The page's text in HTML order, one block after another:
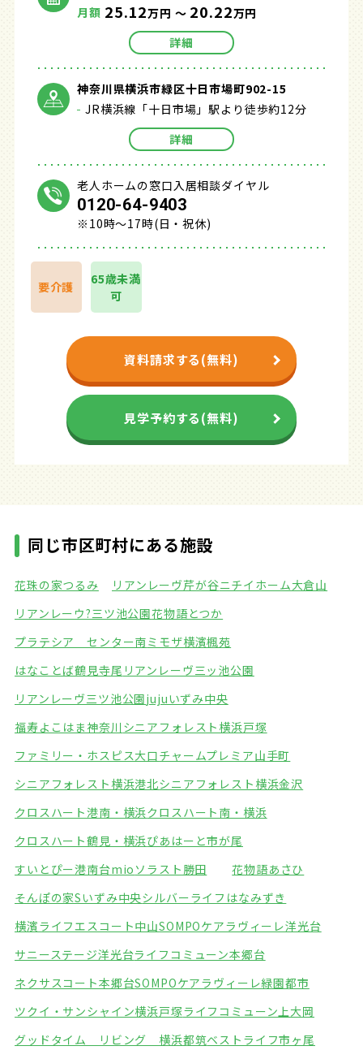
月額 25.12万円 ～ 20.22万円
詳細
神奈川県横浜市緑区十日市場町902-15
JR横浜線「十日市場」駅より徒歩約12分
詳細
老人ホームの窓口入居相談ダイヤル
0120-64-9403
※10時～17時(日・祝休)
要介護
65歳未満
可
資料請求する(無料)
見学予約する(無料)
同じ市区町村にある施設
花珠の家つるみ リアンレーヴ芹が谷ニチイホーム大倉山
リアンレーウ?三ツ池公園花物語とつか
プラテシア センター南ミモザ横濱楓苑
はなことば鶴見寺尾 リアンレーヴ三ッ池公園
リアンレーヴ三ツ池公園jujuいずみ中央
福寿よこはま神奈川 シニアフォレスト横浜戸塚
ファミリー・ホスピス大口チャームプレミア山手町
シニアフォレスト横浜港北シニアフォレスト横浜金沢
クロスハート港南・横浜クロスハート南・横浜
クロスハート鶴見・横浜ぴあはーと市が尾
すいとぴー港南台mio ソラスト勝田
花物語あさひ
そんぽの家Sいずみ中央シルバーライフはなみずき
横濱ライフエスコート中山SOMPOケアラヴィーレ洋光台
サニーステージ洋光台ライフコミューン本郷台
ネクサスコート本郷台SOMPOケアラヴィーレ緑園都市
ツクイ・サンシャイン横浜戸塚ライフコミューン上大岡
グッドタイム リビング 横浜都筑ベストライフ市ヶ尾